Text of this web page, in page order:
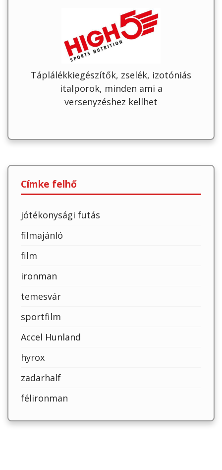
Táplálékkiegészítők, zselék, izotóniás
italporok, minden ami a
versenyzéshez kellhet
Címke felhő
jótékonysági futás
filmajánló
film
ironman
temesvár
sportfilm
Accel Hunland
hyrox
zadarhalf
félironman